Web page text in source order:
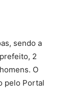
sendo a
2
O
pelo Portal